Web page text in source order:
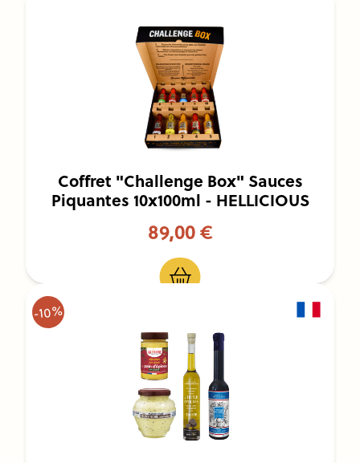
Coffret "Challenge Box" Sauces
Piquantes 10x100ml - HELLICIOUS
89,00 €
-10%